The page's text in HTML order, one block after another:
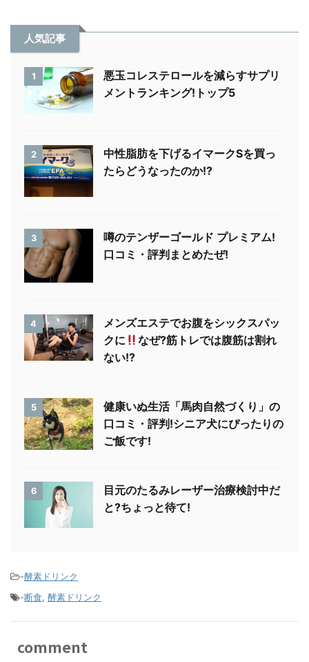
人気記事
1
悪玉コレステロールを減らすサプリ
メントランキング!トップ5
2
中性脂肪を下げるイマークSを買っ
たらどうなったのか!?
3
噂のテンザーゴールド プレミアム!
口コミ・評判まとめたぜ!
4
メンズエステでお腹をシックスパッ
クに
なぜ?筋トレでは腹筋は割れ
ない!?
5
健康いぬ生活「馬肉自然づくり」の
口コミ・評判!シニア犬にぴったりの
ご飯です!
6
目元のたるみレーザー治療検討中だ
と?ちょっと待て!
-酵素ドリンク
-断食, 酵素ドリンク
comment